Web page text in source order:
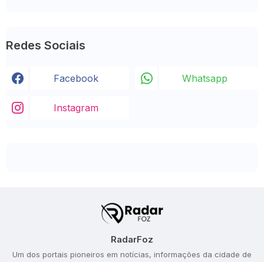
Redes Sociais
Facebook Whatsapp
Instagram
RadarFoz
Um dos portais pioneiros em notícias, informações da cidade de